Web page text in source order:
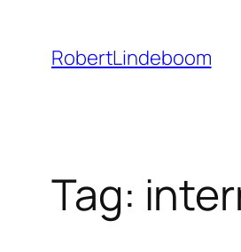
RobertLindeboom
Tag: